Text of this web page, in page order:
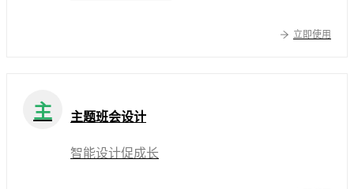
立即使用
主 主题班会设计
智能设计促成长